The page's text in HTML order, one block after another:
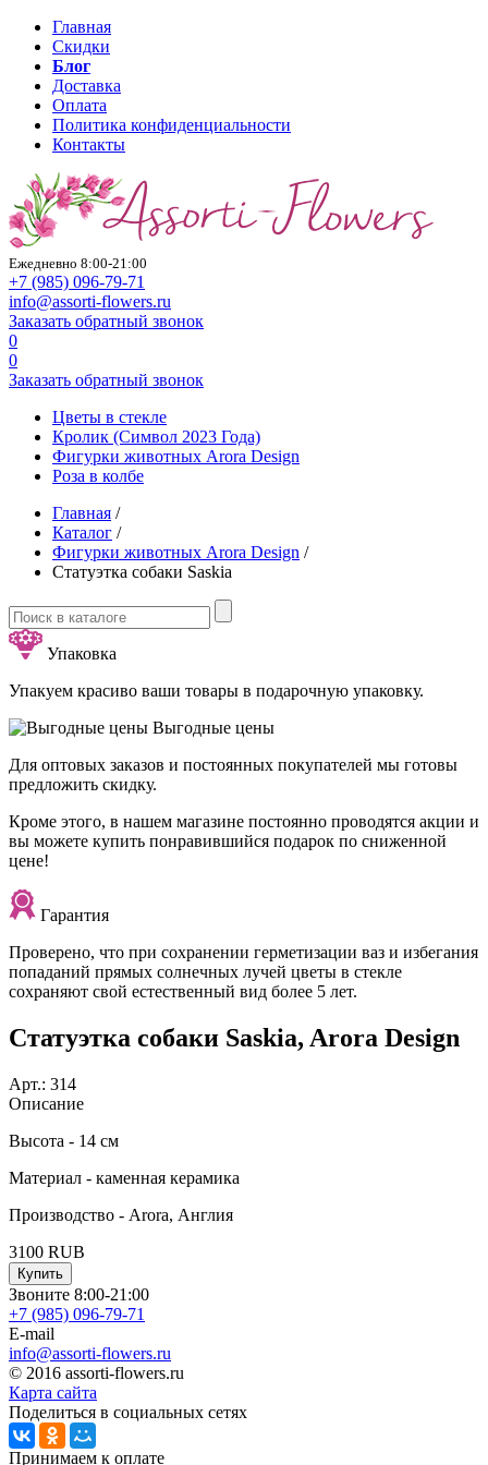
Главная
Скидки
Блог
Доставка
Оплата
Политика конфиденциальности
Контакты
Ежедневно 8:00-21:00
+7 (985) 096-79-71
info@assorti-flowers.ru
Заказать обратный звонок
0
0
Заказать обратный звонок
Цветы в стекле
Кролик (Символ 2023 Года)
Фигурки животных Arora Design
Роза в колбе
Главная /
Каталог /
Фигурки животных Arora Design /
Статуэтка собаки Saskia
Упаковка
Упакуем красиво ваши товары в подарочную упаковку.
Выгодные цены
Для оптовых заказов и постоянных покупателей мы готовы
предложить скидку.
Кроме этого, в нашем магазине постоянно проводятся акции и
вы можете купить понравившийся подарок по сниженной
цене!
Гарантия
Проверено, что при сохранении герметизации ваз и избегания
попаданий прямых солнечных лучей цветы в стекле
сохраняют свой естественный вид более 5 лет.
Статуэтка собаки Saskia, Arora Design
Арт.: 314
Описание
Высота - 14 см
Материал - каменная керамика
Производство - Arora, Англия
3100 RUB
Купить
Звоните 8:00-21:00
+7 (985) 096-79-71
E-mail
info@assorti-flowers.ru
© 2016 assorti-flowers.ru
Карта сайта
Поделиться в социальных сетях
Принимаем к оплате